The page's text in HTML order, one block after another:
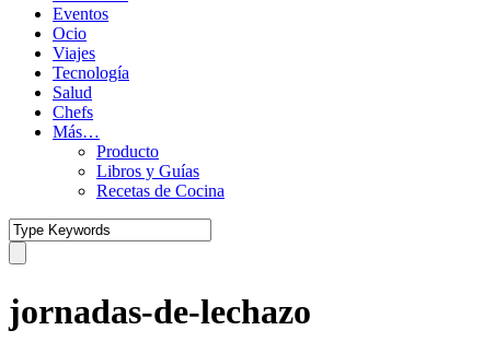
Eventos
Ocio
Viajes
Tecnología
Salud
Chefs
Más…
Producto
Libros y Guías
Recetas de Cocina
jornadas-de-lechazo